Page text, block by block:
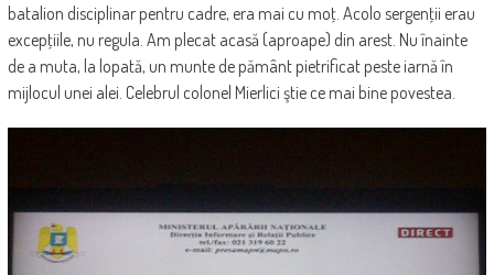
batalion disciplinar pentru cadre, era mai cu moţ. Acolo sergenţii erau
excepţiile, nu regula. Am plecat acasă (aproape) din arest. Nu înainte
de a muta, la lopată, un munte de pământ pietrificat peste iarnă în
mijlocul unei alei. Celebrul colonel Mierlici ştie ce mai bine povestea.